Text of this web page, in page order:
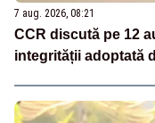
7 aug. 2026, 08:21
CCR discută pe 12
integrității adoptată